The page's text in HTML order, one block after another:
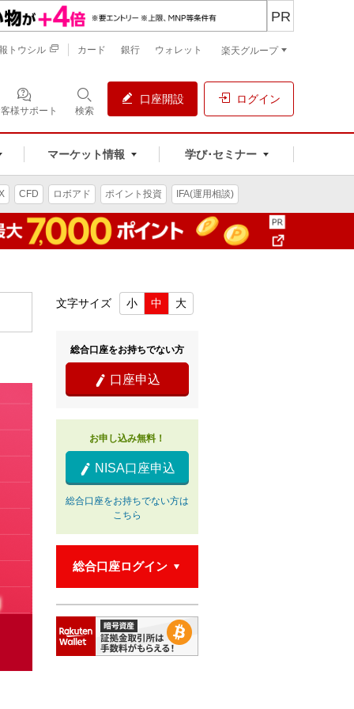
様サポート 検索
口座開設 ログイン
マーケット情報 学び･セミナー
PR
トウシル カード 銀行 ウォレット 楽天グループ
CFD ロボアド ポイント投資 IFA(運用相談)
文字サイズ 小 中 大
総合口座をお持ちでない方
 口座申込
お申し込み無料！
 NISA口座申込
総合口座をお持ちでない方は
こちら
総合口座ログイン